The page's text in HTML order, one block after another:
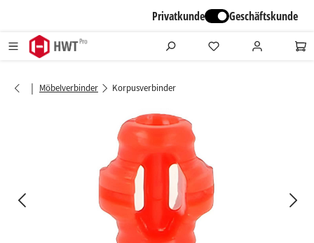
Privatkunde Geschäftskunde
| Möbelverbinder Korpusverbinder
Bildergalerie überspringen